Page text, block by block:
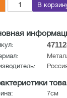
В
7см